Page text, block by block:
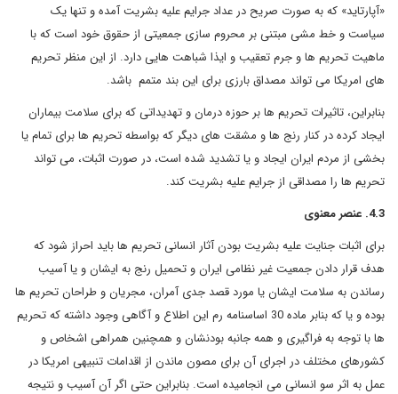
«آپارتاید» که به صورت صریح در عداد جرایم علیه بشریت آمده و تنها یک
سیاست و خط مشی مبتنی بر محروم سازی جمعیتی از حقوق خود است که با
ماهیت تحریم ها و جرم تعقیب و ایذا شباهت هایی دارد. از این منظر تحریم
های امریکا می تواند مصداق بارزی برای این بند متمم باشد.
بنابراین، تاثیرات تحریم ها بر حوزه درمان و تهدیداتی که برای سلامت بیماران
ایجاد کرده در کنار رنج ها و مشقت های دیگر که بواسطه تحریم ها برای تمام یا
بخشی از مردم ایران ایجاد و یا تشدید شده است، در صورت اثبات، می تواند
تحریم ها را مصداقی از جرایم علیه بشریت کند.
4.3. عنصر معنوی
برای اثبات جنایت علیه بشریت بودن آثار انسانی تحریم ها باید احراز شود که
هدف قرار دادن جمعیت غیر نظامی ایران و تحمیل رنج به ایشان و یا آسیب
رساندن به سلامت ایشان یا مورد قصد جدی آمران، مجریان و طراحان تحریم ها
بوده و یا که بنابر ماده 30 اساسنامه رم این اطلاع و آگاهی وجود داشته که تحریم
ها با توجه به فراگیری و همه جانبه بودنشان و همچنین همراهی اشخاص و
کشورهای مختلف در اجرای آن برای مصون ماندن از اقدامات تنبیهی امریکا در
عمل به اثر سو انسانی می انجامیده است. بنابراین حتی اگر آن آسیب و نتیجه